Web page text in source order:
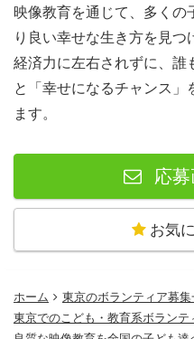
映像教育を通じて、多くの
り良い幸せな生き方を見
経済力に左右されずに、誰
と「幸せになるチャンス」
ます。
応
お気
ホーム
東京のボランティア募集
東京でのこども・教育系ボランテ